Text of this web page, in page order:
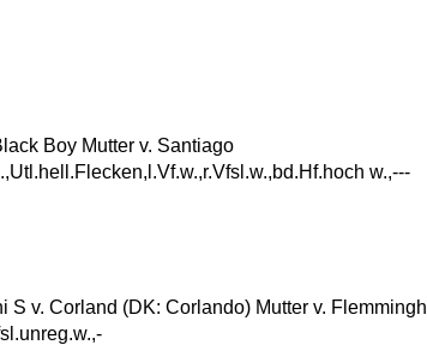
Boy Mutter v. Santiago
w.,---
S v. Corland (DK: Corlando) Mutter v. Flemmingh